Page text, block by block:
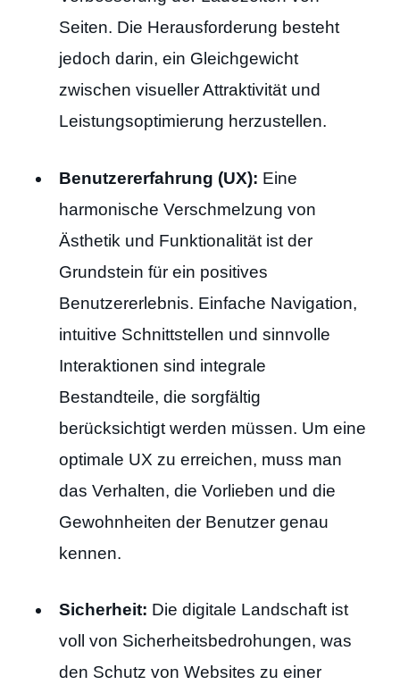
Seiten. Die Herausforderung besteht
jedoch darin, ein Gleichgewicht
zwischen visueller Attraktivität und
Leistungsoptimierung herzustellen.
Benutzererfahrung (UX): Eine
harmonische Verschmelzung von
Ästhetik und Funktionalität ist der
Grundstein für ein positives
Benutzererlebnis. Einfache Navigation,
intuitive Schnittstellen und sinnvolle
Interaktionen sind integrale
Bestandteile, die sorgfältig
berücksichtigt werden müssen. Um eine
optimale UX zu erreichen, muss man
das Verhalten, die Vorlieben und die
Gewohnheiten der Benutzer genau
kennen.
Sicherheit: Die digitale Landschaft ist
voll von Sicherheitsbedrohungen, was
den Schutz von Websites zu einer